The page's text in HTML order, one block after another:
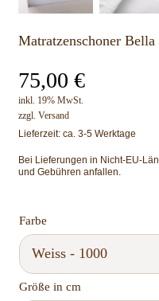
Matratzenschoner
75,00 €
inkl. 19% MwSt.
zzgl. Versand
Lieferzeit: ca. 3-5 Werktage
Bei Lieferungen in Nicht-EU-
und Gebühren anfallen.
Farbe
Größe in cm